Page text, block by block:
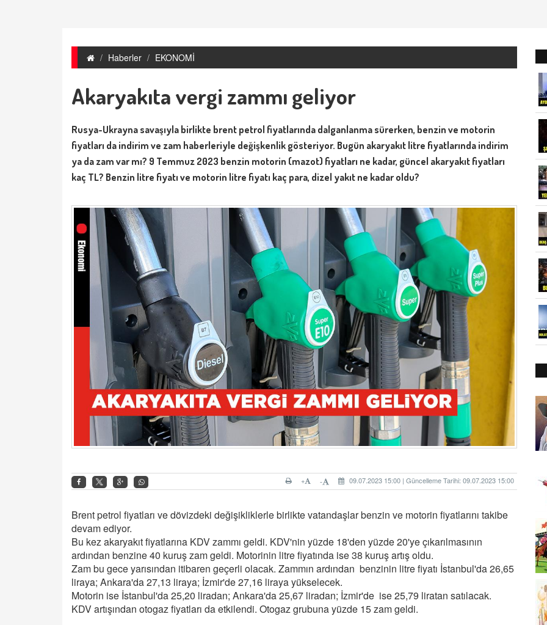
Haberler EKONOMİ
Akaryakıta vergi zammı geliyor
Rusya-Ukrayna savaşıyla birlikte brent petrol fiyatlarında dalganlanma sürerken, benzin ve motorin
fiyatları da indirim ve zam haberleriyle değişkenlik gösteriyor. Bugün akaryakıt litre fiyatlarında indirim
ya da zam var mı? 9 Temmuz 2023 benzin motorin (mazot) fiyatları ne kadar, güncel akaryakıt fiyatları
kaç TL? Benzin litre fiyatı ve motorin litre fiyatı kaç para, dizel yakıt ne kadar oldu?
09.07.2023 15:00 | Güncelleme Tarihi: 09.07.2023 15:00
-
+
Brent petrol fiyatları ve dövizdeki değişikliklerle birlikte vatandaşlar benzin ve motorin fiyatlarını takibe
devam ediyor.
Bu kez akaryakıt fiyatlarına KDV zammı geldi. KDV'nin yüzde 18'den yüzde 20'ye çıkarılmasının
ardından benzine 40 kuruş zam geldi. Motorinin litre fiyatında ise 38 kuruş artış oldu.
Zam bu gece yarısından itibaren geçerli olacak. Zammın ardından benzinin litre fiyatı İstanbul'da 26,65
liraya; Ankara'da 27,13 liraya; İzmir'de 27,16 liraya yükselecek.
Motorin ise İstanbul'da 25,20 liradan; Ankara'da 25,67 liradan; İzmir'de ise 25,79 liratan satılacak.
KDV artışından otogaz fiyatları da etkilendi. Otogaz grubuna yüzde 15 zam geldi.